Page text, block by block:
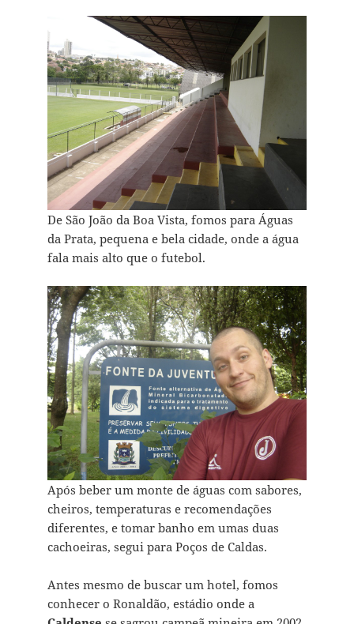
De São João da Boa Vista, fomos para Águas
da Prata, pequena e bela cidade, onde a água
fala mais alto que o futebol.
Após beber um monte de águas com sabores,
cheiros, temperaturas e recomendações
diferentes, e tomar banho em umas duas
cachoeiras, segui para Poços de Caldas.
Antes mesmo de buscar um hotel, fomos
conhecer o Ronaldão, estádio onde a